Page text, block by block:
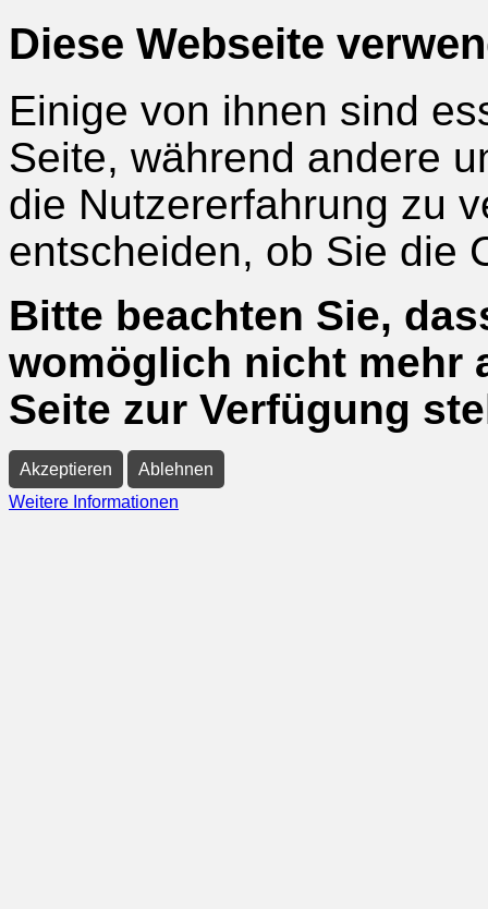
Diese Webseite
Einige von ihnen sind
Seite, während andere
die Nutzererfahrung zu
entscheiden, ob Sie die
Bitte beachten Sie,
womöglich nicht mehr
Seite zur Verfügung
Akzeptieren
Ablehnen
Weitere Informationen